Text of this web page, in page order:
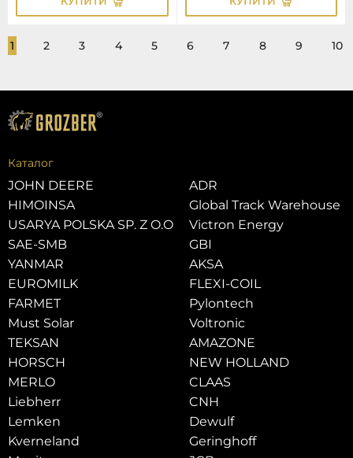
1 2 3 4 5 6 7 8 9 10
Каталог
JOHN DEERE
HIMOINSA
USARYA POLSKA SP. Z O.O
SAE-SMB
YANMAR
EUROMILK
FARMET
Must Solar
TEKSAN
HORSCH
MERLO
Liebherr
Lemken
Kverneland
ADR
Global Track Warehouse
Victron Energy
GBI
AKSA
FLEXI-COIL
Pylontech
Voltronic
AMAZONE
NEW HOLLAND
CLAAS
CNH
Dewulf
Geringhoff